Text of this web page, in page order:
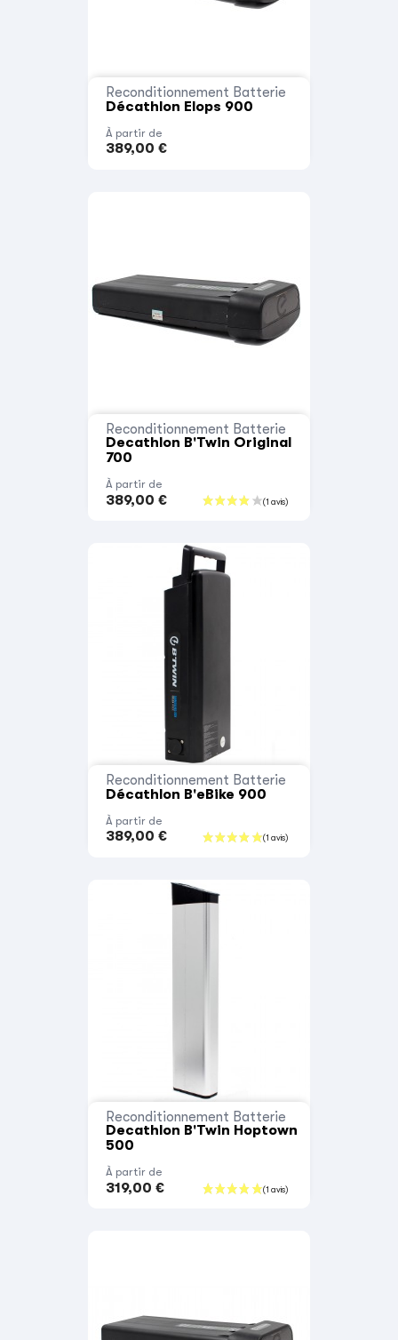
Reconditionnement Batterie
Décathlon Elops 900
À partir de
389,00 €
Reconditionnement Batterie
Decathlon B'Twin Original
700
À partir de
389,00 €
Reconditionnement Batterie
Décathlon B'eBike 900
À partir de
389,00 €
Reconditionnement Batterie
Decathlon B'Twin Hoptown
500
À partir de
319,00 €